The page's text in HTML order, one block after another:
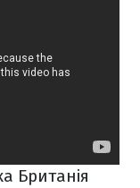
Британія